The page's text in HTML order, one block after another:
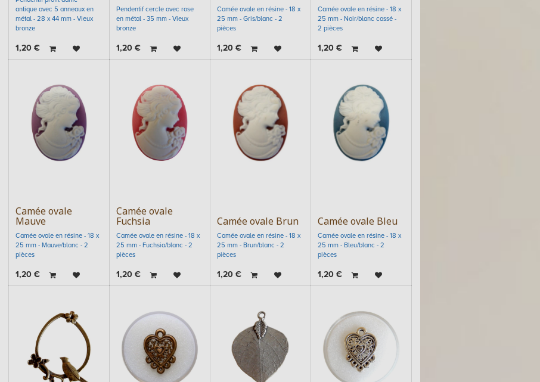
antique avec 5 anneaux en
métal - 28 x 44 mm - Vieux
bronze
1,20€
Pendentif cercle avec rose
en métal - 35 mm - Vieux
bronze
1,20€
Camée ovale en résine - 18 x
25 mm - Gris/blanc - 2
pièces
1,20€
Camée ovale en résine - 18 x
25 mm - Noir/blanc cassé -
2 pièces
1,20€
Camée ovale
Mauve
Camée ovale en résine - 18 x
25 mm - Mauve/blanc - 2
pièces
1,20€
Camée ovale
Fuchsia
Camée ovale en résine - 18 x
25 mm - Fuchsia/blanc - 2
pièces
1,20€
Camée ovale Brun
Camée ovale en résine - 18 x
25 mm - Brun/blanc - 2
pièces
1,20€
Camée ovale Bleu
Camée ovale en résine - 18 x
25 mm - Bleu/blanc - 2
pièces
1,20€